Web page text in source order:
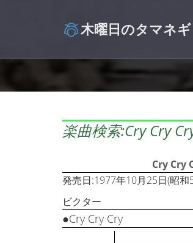
木曜日のタマネギ
楽曲検索:Cry Cry
Cry Cry
発売日:1977年10月25日(昭和
ビクター
●Cry Cry Cry